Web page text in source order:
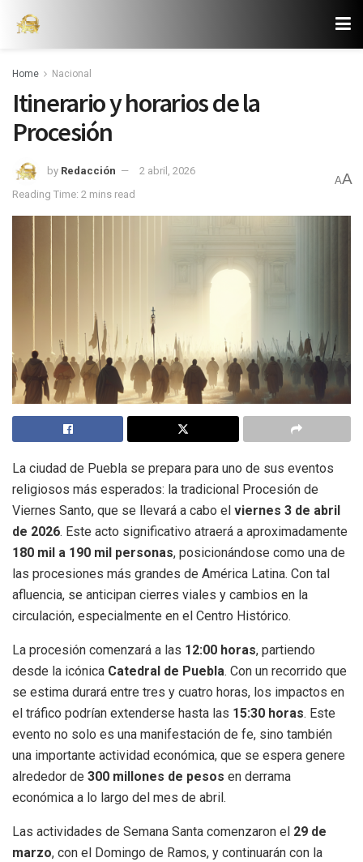
Home Nacional
Itinerario y horarios de la
Procesión
by Redacción
2 abril, 2026
Reading Time: 2 mins read
AA
La ciudad de Puebla se prepara para uno de sus eventos
religiosos más esperados: la tradicional Procesión de
Viernes Santo, que se llevará a cabo el viernes 3 de abril
de 2026. Este acto significativo atraerá a aproximadamente
180 mil a 190 mil personas, posicionándose como una de
las procesiones más grandes de América Latina. Con tal
afluencia, se anticipan cierres viales y cambios en la
circulación, especialmente en el Centro Histórico.
La procesión comenzará a las 12:00 horas, partiendo
desde la icónica Catedral de Puebla. Con un recorrido que
se estima durará entre tres y cuatro horas, los impactos en
el tráfico podrían extenderse hasta las 15:30 horas. Este
evento no solo es una manifestación de fe, sino también
una importante actividad económica, que se espera genere
alrededor de 300 millones de pesos en derrama
económica a lo largo del mes de abril.
Las actividades de Semana Santa comenzaron el 29 de
marzo, con el Domingo de Ramos, y continuarán con la